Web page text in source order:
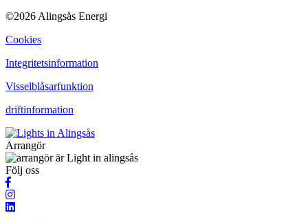
©2026 Alingsås Energi
Cookies
Integritetsinformation
Visselblåsarfunktion
driftinformation
Arrangör
Följ oss